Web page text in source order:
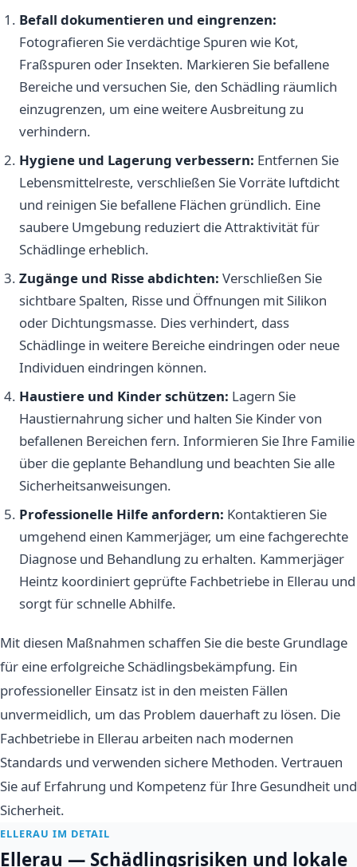
Befall dokumentieren und eingrenzen:
Fotografieren Sie verdächtige Spuren wie Kot,
Fraßspuren oder Insekten. Markieren Sie befallene
Bereiche und versuchen Sie, den Schädling räumlich
einzugrenzen, um eine weitere Ausbreitung zu
verhindern.
Hygiene und Lagerung verbessern: Entfernen Sie
Lebensmittelreste, verschließen Sie Vorräte luftdicht
und reinigen Sie befallene Flächen gründlich. Eine
saubere Umgebung reduziert die Attraktivität für
Schädlinge erheblich.
Zugänge und Risse abdichten: Verschließen Sie
sichtbare Spalten, Risse und Öffnungen mit Silikon
oder Dichtungsmasse. Dies verhindert, dass
Schädlinge in weitere Bereiche eindringen oder neue
Individuen eindringen können.
Haustiere und Kinder schützen: Lagern Sie
Haustiernahrung sicher und halten Sie Kinder von
befallenen Bereichen fern. Informieren Sie Ihre Familie
über die geplante Behandlung und beachten Sie alle
Sicherheitsanweisungen.
Professionelle Hilfe anfordern: Kontaktieren Sie
umgehend einen Kammerjäger, um eine fachgerechte
Diagnose und Behandlung zu erhalten. Kammerjäger
Heintz koordiniert geprüfte Fachbetriebe in Ellerau und
sorgt für schnelle Abhilfe.
Mit diesen Maßnahmen schaffen Sie die beste Grundlage
für eine erfolgreiche Schädlingsbekämpfung. Ein
professioneller Einsatz ist in den meisten Fällen
unvermeidlich, um das Problem dauerhaft zu lösen. Die
Fachbetriebe in Ellerau arbeiten nach modernen
Standards und verwenden sichere Methoden. Vertrauen
Sie auf Erfahrung und Kompetenz für Ihre Gesundheit und
Sicherheit.
ELLERAU IM DETAIL
Ellerau — Schädlingsrisiken und lokale